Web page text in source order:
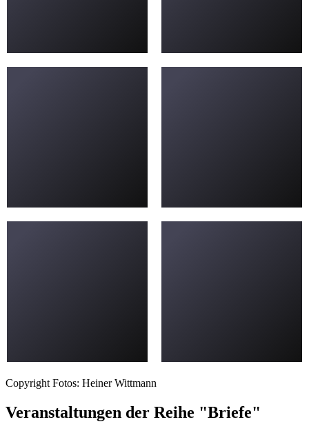
Copyright Fotos: Heiner Wittmann
Veranstaltungen der Reihe "Briefe"